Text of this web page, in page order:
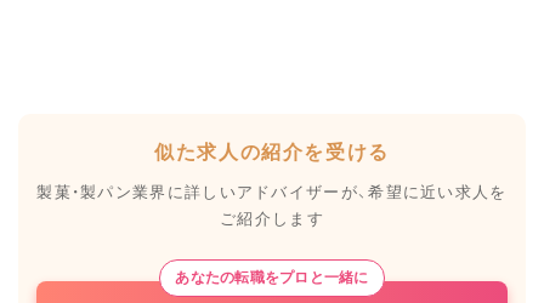
似た求人の紹介を受ける
製菓・製パン業界に詳しいアドバイザーが、希望に近い求人を
ご紹介します
あなたの転職をプロと一緒に